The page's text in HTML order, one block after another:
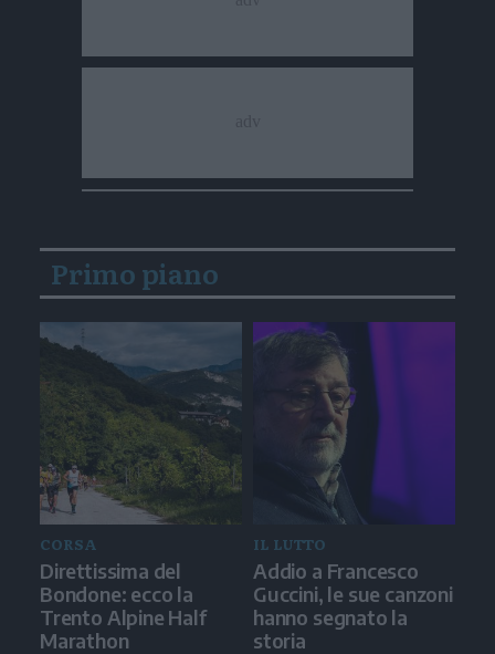
Primo piano
CORSA
Direttissima del
Bondone: ecco la
Trento Alpine Half
Marathon
IL LUTTO
Addio a Francesco
Guccini, le sue canzoni
hanno segnato la
storia